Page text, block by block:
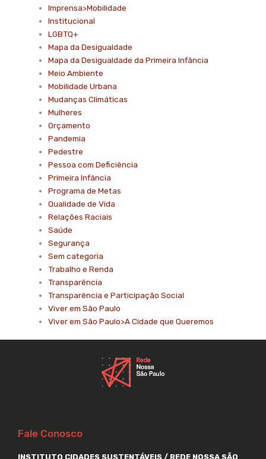
Imprensa>Mobilidade
Institucional
LGBTQ+
Mapa da Desigualdade
Mapa da Desigualdade da Primeira Infância
Meio Ambiente
Mobilidade Urbana
Mudanças Climáticas
Mulheres
Orçamento
Pandemia
Pedestre
Pessoa com Deficiência
Primeira Infância
Programa de Metas
Qualidade de Vida
Relações Raciais
Saúde
Segurança
Sem categoria
Trabalho e Renda
Transparência
Transparência e Participação Social
Viver em São Paulo
Viver em São Paulo>A Cidade que Queremos
Fale Conosco
INSTITUTO CIDADES SUSTENTÁVEIS / REDE NOSSA SÃO